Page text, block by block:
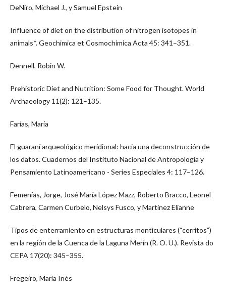
DeNiro, Michael J., y Samuel Epstein
Influence of diet on the distribution of nitrogen isotopes in
animals*. Geochimica et Cosmochimica Acta 45: 341–351.
Dennell, Robin W.
Prehistoric Diet and Nutrition: Some Food for Thought. World
Archaeology 11(2): 121–135.
Farías, María
El guaraní arqueológico meridional: hacia una deconstrucción de
los datos. Cuadernos del Instituto Nacional de Antropología y
Pensamiento Latinoamericano - Series Especiales 4: 117–126.
Femenías, Jorge, José María López Mazz, Roberto Bracco, Leonel
Cabrera, Carmen Curbelo, Nelsys Fusco, y Martínez Elianne
Tipos de enterramiento en estructuras monticulares (“cerritos”)
en la región de la Cuenca de la Laguna Merín (R. O. U.). Revista do
CEPA 17(20): 345–355.
Fregeiro, María Inés